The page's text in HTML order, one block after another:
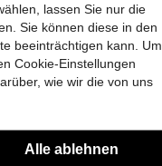
lassen Sie nur die
Sie können diese in den
beeinträchtigen kann. Um
Cookie-Einstellungen
wie wir die von uns
Alle ablehnen